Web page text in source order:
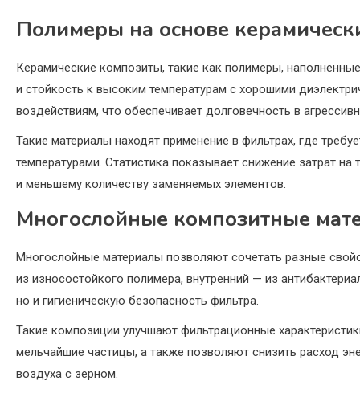
Полимеры на основе
Керамические композиты, такие как полимеры,
и стойкость к высоким температурам с хорошими
воздействиям, что обеспечивает долговечность в
Такие материалы находят применение в фильтрах, где
температурами. Статистика показывает снижение затрат
и меньшему количеству заменяемых элементов.
Многослойные композитные
Многослойные материалы позволяют сочетать разные
из износостойкого полимера, внутренний — из
но и гигиеническую безопасность фильтра.
Такие композиции улучшают фильтрационные
мельчайшие частицы, а также позволяют снизить расход
воздуха с зерном.